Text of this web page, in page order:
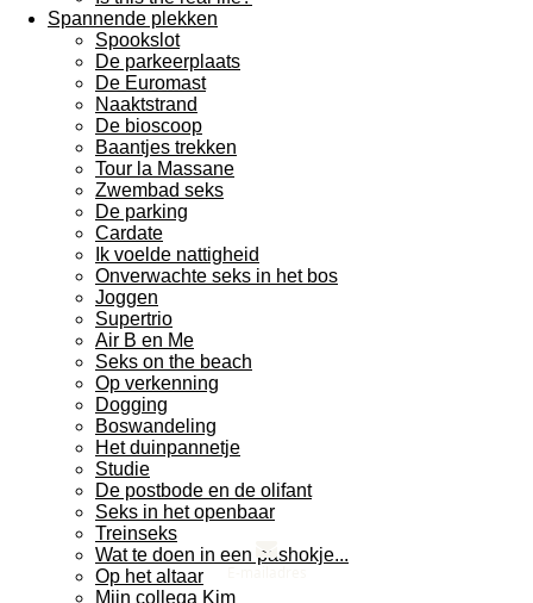
Spannende plekken
Spookslot
De parkeerplaats
De Euromast
Naaktstrand
De bioscoop
Baantjes trekken
Tour la Massane
Zwembad seks
De parking
Cardate
Ik voelde nattigheid
Onverwachte seks in het bos
Joggen
Supertrio
Air B en Me
Seks on the beach
Op verkenning
Dogging
Boswandeling
Het duinpannetje
Studie
De postbode en de olifant
Seks in het openbaar
Treinseks
Wat te doen in een pashokje...
Op het altaar
Mijn collega Kim